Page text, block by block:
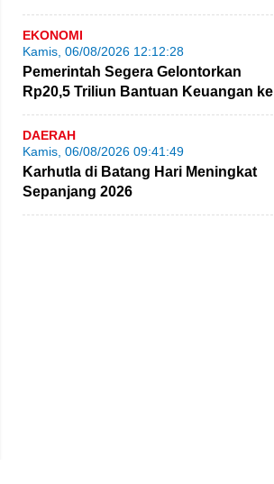
Personel Polda Jambi Diproses
EKONOMI
Kamis, 06/08/2026 12:12:28
Pemerintah Segera Gelontorkan
Rp20,5 Triliun Bantuan Keuangan ke
Daerah
DAERAH
Kamis, 06/08/2026 09:41:49
Karhutla di Batang Hari Meningkat
Sepanjang 2026